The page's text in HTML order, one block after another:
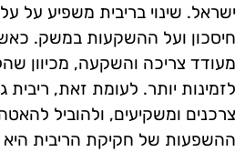
ישראל. שינוי בריבית משפיע על
חיסכון ועל ההשקעות במשק.
מעודד צריכה והשקעה, מכיוון
לזמינות יותר. לעומת זאת, ריבית
צרכנים ומשקיעים, ולהוביל
ההשפעות של חקיקת הריבית היא